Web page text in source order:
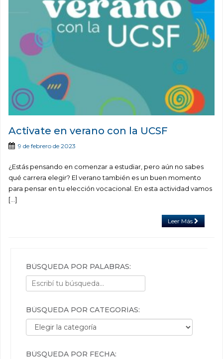
Activate en verano con la UCSF
9 de febrero de 2023
¿Estás pensando en comenzar a estudiar, pero aún no sabes
qué carrera elegir? El verano también es un buen momento
para pensar en tu elección vocacional. En esta actividad vamos
[…]
Leer Más
BÚSQUEDA POR PALABRAS:
BÚSQUEDA POR CATEGORÍAS:
Búsqueda por categorías:
BÚSQUEDA POR FECHA: